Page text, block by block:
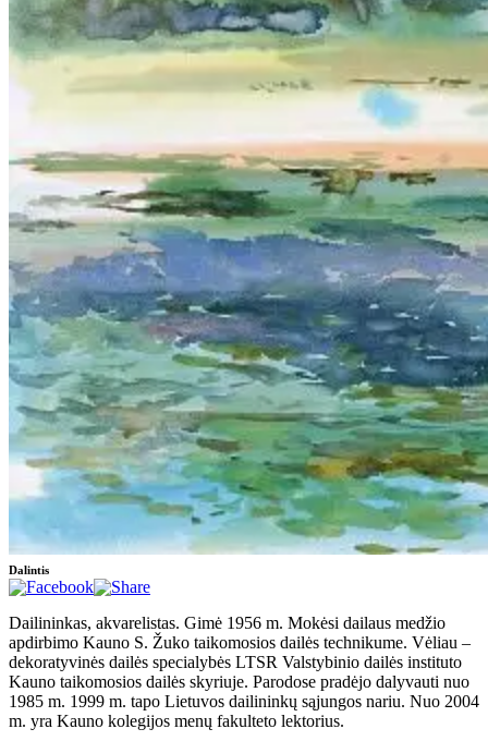
Dalintis
Dailininkas, akvarelistas. Gimė 1956 m. Mokėsi dailaus medžio
apdirbimo Kauno S. Žuko taikomosios dailės technikume. Vėliau –
dekoratyvinės dailės specialybės LTSR Valstybinio dailės instituto
Kauno taikomosios dailės skyriuje. Parodose pradėjo dalyvauti nuo
1985 m. 1999 m. tapo Lietuvos dailininkų sąjungos nariu. Nuo 2004
m. yra Kauno kolegijos menų fakulteto lektorius.